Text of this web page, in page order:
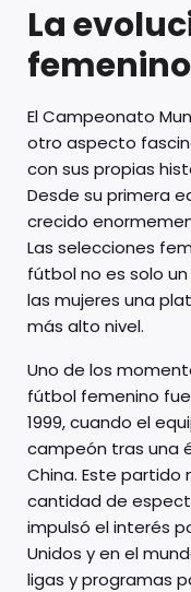
La
El Campeonato
otro aspecto
con sus propias
Desde su primera
crecido
Las selecciones
fútbol no es solo
las mujeres una
más alto nivel.
Uno de los
fútbol femenino
1999, cuando el
campeón tras una
China. Este partido
cantidad de
impulsó el interés
Unidos y en el
ligas y programas